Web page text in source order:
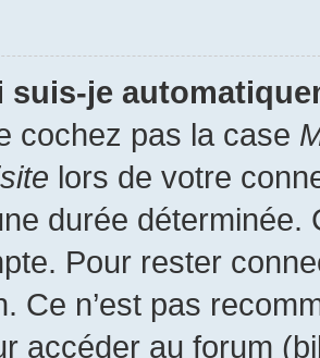
suis-je
cochez pas la case
lors de votre
durée déterminée.
Pour rester
Ce n’est pas
accéder au forum